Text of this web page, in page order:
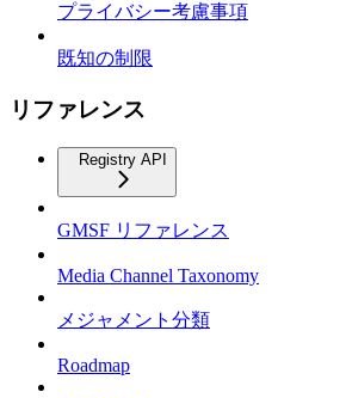
プライバシー考慮事項
既知の制限
リファレンス
Registry API
GMSF リファレンス
Media Channel Taxonomy
メジャメント分類
Roadmap